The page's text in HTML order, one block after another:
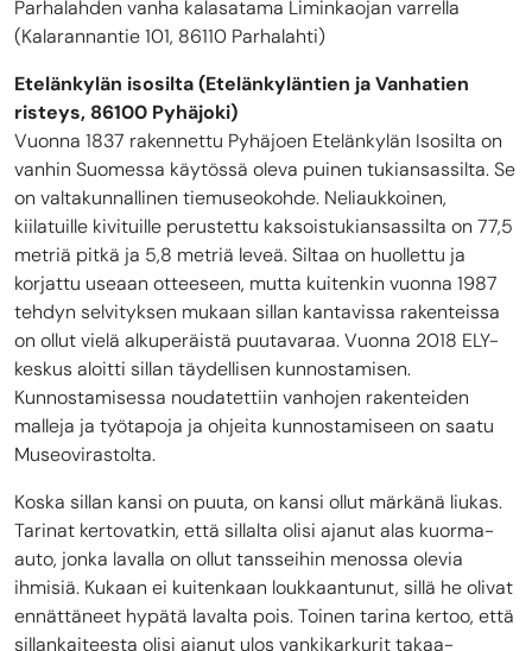
Parhalahden vanha kalasatama Liminkaojan varrella
(Kalarannantie 101, 86110 Parhalahti)
Etelänkylän isosilta (Etelänkyläntien ja Vanhatien
risteys, 86100 Pyhäjoki)
Vuonna 1837 rakennettu Pyhäjoen Etelänkylän Isosilta on
vanhin Suomessa käytössä oleva puinen tukiansassilta. Se
on valtakunnallinen tiemuseokohde. Neliaukkoinen,
kiilatuille kivituille perustettu kaksoistukiansassilta on 77,5
metriä pitkä ja 5,8 metriä leveä. Siltaa on huollettu ja
korjattu useaan otteeseen, mutta kuitenkin vuonna 1987
tehdyn selvityksen mukaan sillan kantavissa rakenteissa
on ollut vielä alkuperäistä puutavaraa. Vuonna 2018 ELY-
keskus aloitti sillan täydellisen kunnostamisen.
Kunnostamisessa noudatettiin vanhojen rakenteiden
malleja ja työtapoja ja ohjeita kunnostamiseen on saatu
Museovirastolta.
Koska sillan kansi on puuta, on kansi ollut märkänä liukas.
Tarinat kertovatkin, että sillalta olisi ajanut alas kuorma-
auto, jonka lavalla on ollut tansseihin menossa olevia
ihmisiä. Kukaan ei kuitenkaan loukkaantunut, sillä he olivat
ennättäneet hypätä lavalta pois. Toinen tarina kertoo, että
sillankaiteesta olisi ajanut ulos vankikarkurit takaa-